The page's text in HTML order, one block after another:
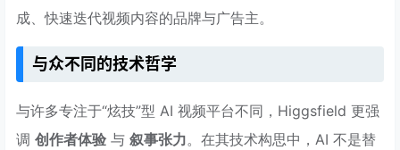
成、快速迭代视频内容的品牌与广告主。
与众不同的技术哲学
与许多专注于“炫技”型 AI 视频平台不同，Higgsfield 更强
调 创作者体验 与 叙事张力。在其技术构思中，AI 不是替